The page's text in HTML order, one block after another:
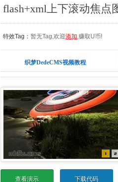
特效Tag： 暂无Tag,欢迎添加,赚取U币!
织梦DedeCMS视频教程
查看演示 下载代码